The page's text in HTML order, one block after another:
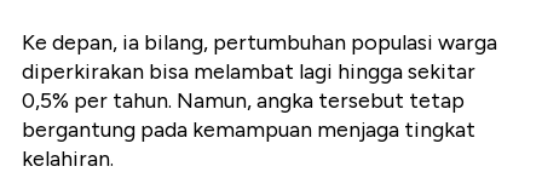
Ke depan, ia bilang, pertumbuhan populasi warga
diperkirakan bisa melambat lagi hingga sekitar
0,5% per tahun. Namun, angka tersebut tetap
bergantung pada kemampuan menjaga tingkat
kelahiran.